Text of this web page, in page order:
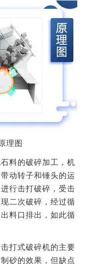
理图
料的破碎加工，机
动转子和锤头的运
行击打破碎，受击
二次破碎，经过循
料口排出，如此循
打式破碎机的主要
砂的效果，但缺点